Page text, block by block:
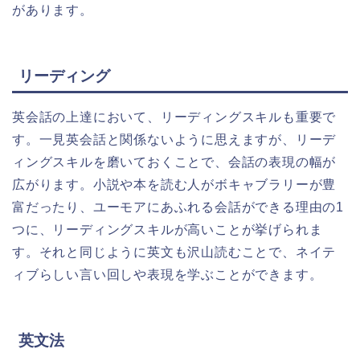
があります。
リーディング
英会話の上達において、リーディングスキルも重要で
す。一見英会話と関係ないように思えますが、リーデ
ィングスキルを磨いておくことで、会話の表現の幅が
広がります。小説や本を読む人がボキャブラリーが豊
富だったり、ユーモアにあふれる会話ができる理由の1
つに、リーディングスキルが高いことが挙げられま
す。それと同じように英文も沢山読むことで、ネイテ
ィブらしい言い回しや表現を学ぶことができます。
英文法